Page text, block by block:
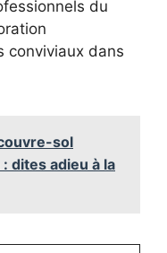
du
conviviaux dans
sol
dites adieu à la